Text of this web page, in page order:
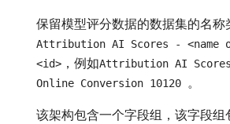
保留模型评分数据的数据集的名称
Attribution AI Scores - <name
<id> ，例如Attribution AI
Online Conversion 10120 。
该架构包含一个字段组，该字段组